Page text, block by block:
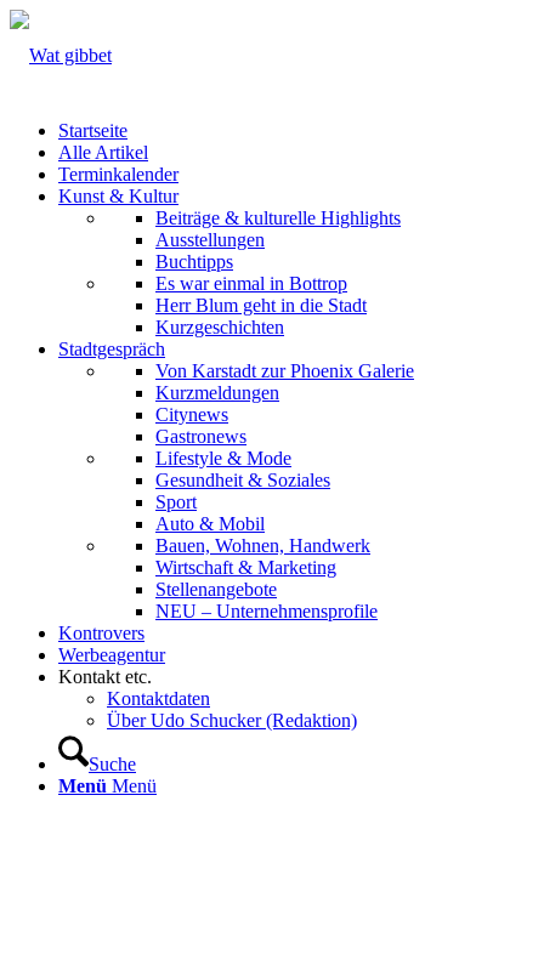
Startseite
Alle Artikel
Terminkalender
Kunst & Kultur
Beiträge & kulturelle Highlights
Ausstellungen
Buchtipps
Es war einmal in Bottrop
Herr Blum geht in die Stadt
Kurzgeschichten
Stadtgespräch
Von Karstadt zur Phoenix Galerie
Kurzmeldungen
Citynews
Gastronews
Lifestyle & Mode
Gesundheit & Soziales
Sport
Auto & Mobil
Bauen, Wohnen, Handwerk
Wirtschaft & Marketing
Stellenangebote
NEU – Unternehmens­profile
Kontrovers
Werbeagentur
Kontakt etc.
Kontaktdaten
Über Udo Schucker (Redaktion)
Suche
Menü Menü